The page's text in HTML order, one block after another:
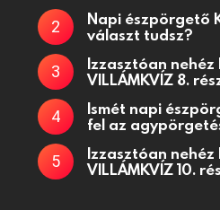
Napi észpörgető
választ tudsz?
Izzasztóan nehéz
VILLÁMKVÍZ 8.
Ismét napi
fel az
Izzasztóan nehéz
VILLÁMKVÍZ 10.